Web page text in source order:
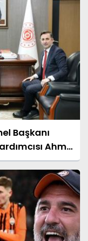
Başkanı
Ahmet